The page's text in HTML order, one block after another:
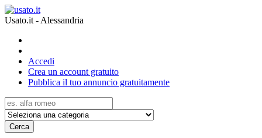
Usato.it - Alessandria
Accedi
Crea un account gratuito
Pubblica il tuo annuncio gratuitamente
Cerca